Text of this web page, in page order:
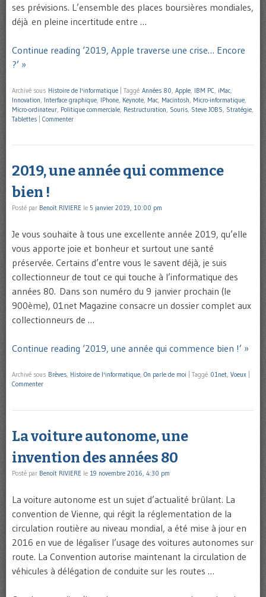
ses prévisions. L’ensemble des places boursières mondiales,
déjà en pleine incertitude entre …
Continue reading ‘2019, Apple traverse une crise… Encore
?’ »
Archivé sous Histoire de l'informatique Taggé Années 80 Apple IBM PC iMac
Innovation Interface graphique IPhone Keynote Mac Macintosh Micro-informatique
Micro-ordinateur Politique commerciale Restructuration Souris Steve JOBS Stratégie
Tablettes
Commenter
2019, une année qui commence
bien !
Posté par Benoît RIVIERE le 5 janvier 2019, 10:00 pm
Je vous souhaite à tous une excellente année 2019, qu’elle
vous apporte joie et bonheur et surtout une santé
préservée. Certains d’entre vous le savent déjà, je suis
collectionneur de tout ce qui touche à l’informatique des
années 80. Dans son numéro du 9 janvier prochain (le
900ème), 01net Magazine consacre un dossier complet aux
collectionneurs de …
Continue reading ‘2019, une année qui commence bien !’ »
Archivé sous Brèves, Histoire de l'informatique, On parle de moi Taggé 01net, Voeux
Commenter
La voiture autonome, une
invention des années 80
Posté par Benoît RIVIERE le 19 novembre 2016, 4:30 pm
La voiture autonome est un sujet d’actualité brûlant. La
convention de Vienne, qui régit la réglementation de la
circulation routière au niveau mondial, a été mise à jour en
2016 en vue de légaliser l’usage des voitures autonomes sur
route. La Convention autorise maintenant la circulation de
véhicules à délégation de conduite sur les routes …